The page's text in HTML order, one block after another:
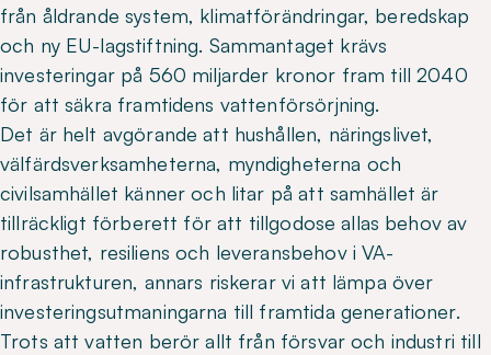
från åldrande system, klimatförändringar, beredskap
och ny EU-lagstiftning. Sammantaget krävs
investeringar på 560 miljarder kronor fram till 2040
för att säkra framtidens vattenförsörjning.
Det är helt avgörande att hushållen, näringslivet,
välfärdsverksamheterna, myndigheterna och
civilsamhället känner och litar på att samhället är
tillräckligt förberett för att tillgodose allas behov av
robusthet, resiliens och leveransbehov i VA-
infrastrukturen, annars riskerar vi att lämpa över
investeringsutmaningarna till framtida generationer.
Trots att vatten berör allt från försvar och industri till